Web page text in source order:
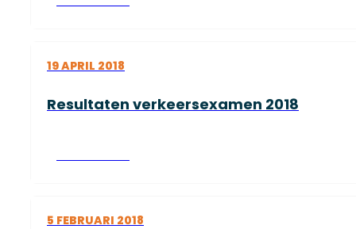
19 APRIL 2018
Resultaten verkeersexamen 2018
5 FEBRUARI 2018